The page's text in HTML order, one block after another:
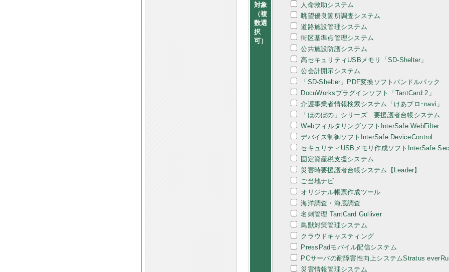
対象
（複
数選
択
可）
人命救助システム
眺望優良箇所調査システム
道路施設管理システム
街区基準点管理システム
公共施設防護システム
高セキュリティUSBメモリ「SD-Shelter」
公会計開示システム
「SD-Shelter」PDF変換ソフトバンドルパック
DocuWorksプラグインソフト「TantCard 2」
介護事業者情報検索システム「けあプロ･navi」
「ほのぼの」シリーズ 要援護者台帳システム
WebフィルタリングソフトInterSafe WebFilter
デバイス制御ソフトInterSafe DeviceControl
セキュリティUSBメモリ作成ソフトInterSafe
固定資産税支援システム
災害時要援護者台帳システム【Leader】
ご当地ナビ
オリジナル帳票作成ツール
海洋調査・海底調査
名刺管理 TantCard Gulliver
鳥獣対策管理システム
クラウドキャスティング
PressPadモバイル配信システム
PCサーバの耐障害性向上システムStratus
災害情報管理システム